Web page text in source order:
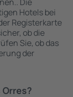
Hotels bei
Registerkarte
ob die
Sie, ob das
der